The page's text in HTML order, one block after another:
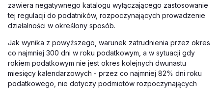
zawiera negatywnego katalogu wyłączającego zastosowanie
tej regulacji do podatników, rozpoczynających prowadzenie
działalności w określony sposób.
Jak wynika z powyższego, warunek zatrudnienia przez okres
co najmniej 300 dni w roku podatkowym, a w sytuacji gdy
rokiem podatkowym nie jest okres kolejnych dwunastu
miesięcy kalendarzowych - przez co najmniej 82% dni roku
podatkowego, nie dotyczy podmiotów rozpoczynających